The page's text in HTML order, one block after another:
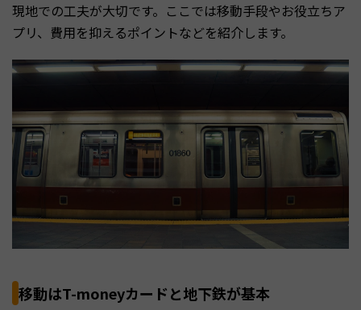
現地での工夫が大切です。ここでは移動手段やお役立ちア
プリ、費用を抑えるポイントなどを紹介します。
移動はT-moneyカードと地下鉄が基本